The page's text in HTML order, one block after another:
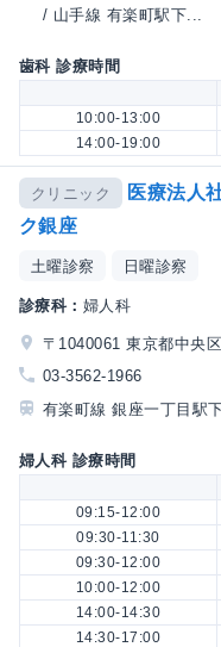
/ 山手線 有楽町駅下...
歯科 診療時間
10:00-13:00
14:00-19:00
クリニック
医療法人
ク銀座
土曜診察 日曜診察
診療科： 婦人科
〒1040061 東京都中央
03-3562-1966
有楽町線 銀座一丁目駅
婦人科 診療時間
09:15-12:00
09:30-11:30
09:30-12:00
10:00-12:00
14:00-14:30
14:30-17:00